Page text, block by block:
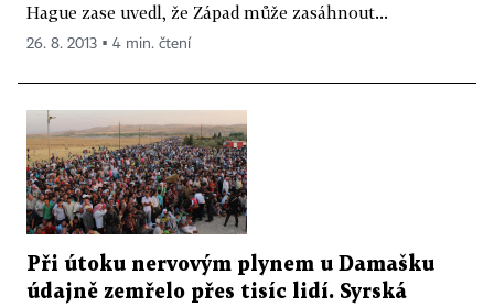
Hague zase uvedl, že Západ může zasáhnout...
26. 8. 2013 ▪ 4 min. čtení
Při útoku nervovým plynem u Damašku
údajně zemřelo přes tisíc lidí. Syrská